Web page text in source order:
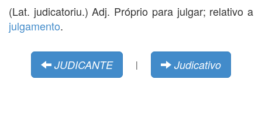
(Lat. judicatoriu.) Adj. Próprio para julgar; relativo a
julgamento.
JUDICANTE | Judicativo